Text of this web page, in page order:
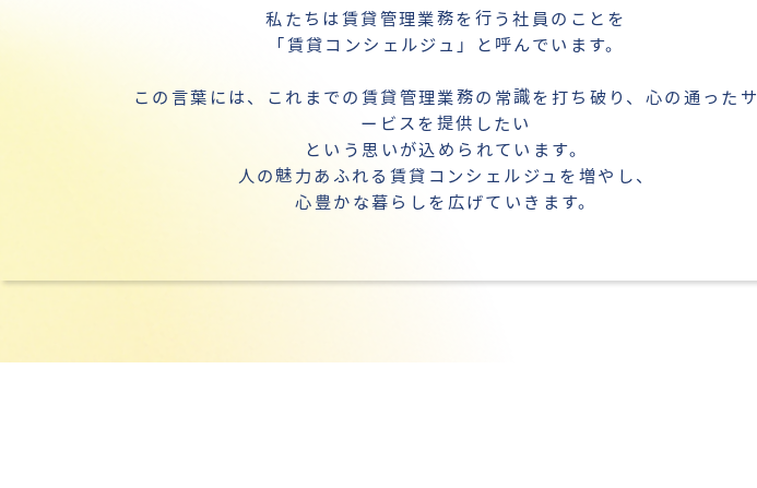
私たちは賃貸管理業務を行う社員のことを
「賃貸コンシェルジュ」と呼んでいます。
この言葉には、これまでの賃貸管理業務の常識を打ち破り、心の通ったサ
ービスを提供したい
という思いが込められています。
人の魅力あふれる賃貸コンシェルジュを増やし、
心豊かな暮らしを広げていきます。